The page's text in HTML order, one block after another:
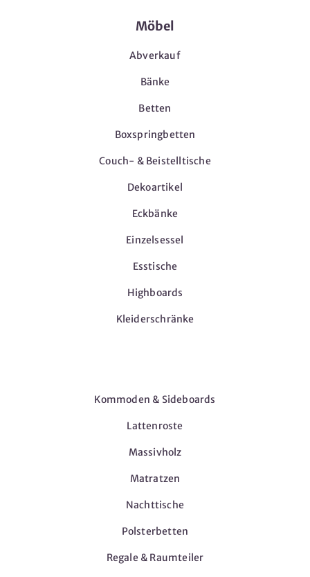
Möbel
Abverkauf
Bänke
Betten
Boxspringbetten
Couch- & Beistelltische
Dekoartikel
Eckbänke
Einzelsessel
Esstische
Highboards
Kleiderschränke
Kommoden & Sideboards
Lattenroste
Massivholz
Matratzen
Nachttische
Polsterbetten
Regale & Raumteiler